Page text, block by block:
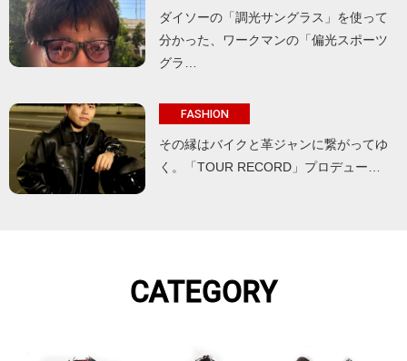
ダイソーの「調光サングラス」を使って
分かった、ワークマンの「偏光スポーツ
グラ…
FASHION
その縁はバイクと革ジャンに繋がってゆ
く。「TOUR RECORD」プロデュー…
CATEGORY